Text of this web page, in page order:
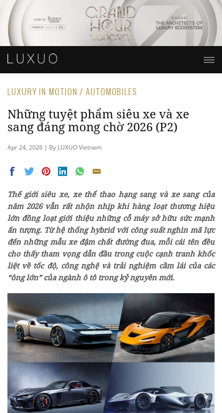
LUXURY IN MOTION / AUTOMOBILES
Những tuyệt phẩm siêu xe và xe
sang đáng mong chờ 2026 (P2)
Apr 24, 2026 | By LUXUO Vietnam
Thế giới siêu xe, xe thể thao hạng sang và xe sang của
năm 2026 vẫn rất nhộn nhịp khi hàng loạt thương hiệu
lớn đồng loạt giới thiệu những cỗ máy sở hữu sức mạnh
ấn tượng. Từ hệ thống hybrid với công suất nghìn mã lực
đến những mẫu xe đậm chất đường đua, mỗi cái tên đều
cho thấy tham vọng dẫn đầu trong cuộc cạnh tranh khốc
liệt về tốc độ, công nghệ và trải nghiệm cầm lái của các
“ông lớn” của ngành ô tô trong kỷ nguyên mới.